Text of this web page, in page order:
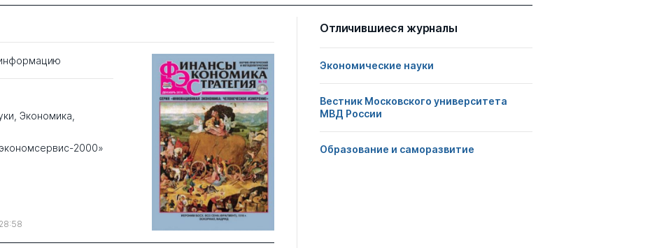
Экономика
2000»
Отличившиеся журналы
Экономические науки
Вестник Московского университета
МВД России
Образование и саморазвитие